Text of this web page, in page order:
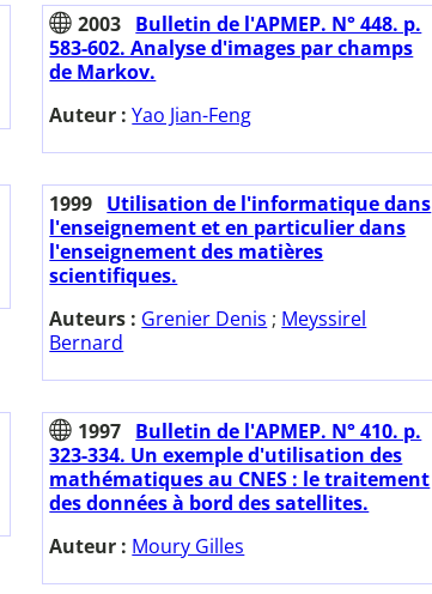
2003 Bulletin de l'APMEP. N° 448. p.
583-602. Analyse d'images par champs
de Markov.
Auteur :Yao Jian-Feng
1999 Utilisation de l'informatique dans
l'enseignement et en particulier dans
l'enseignement des matières
scientifiques.
Auteurs : Grenier Denis ; Meyssirel
Bernard
1997 Bulletin de l'APMEP. N° 410. p.
323-334. Un exemple d'utilisation des
mathématiques au CNES : le traitement
des données à bord des satellites.
Auteur : Moury Gilles